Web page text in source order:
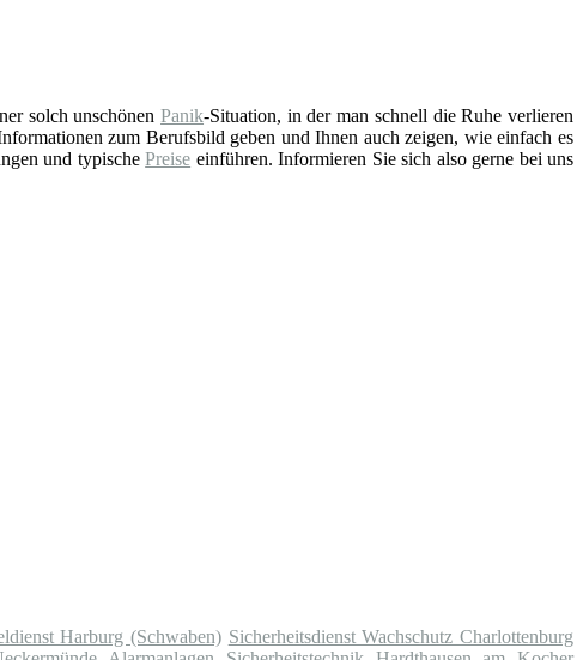
solch unschönenPanik-Situation, in der man schnell die Ruhe verlieren
zum Berufsbild geben und Ihnen auch zeigen, wie einfach es
und typischePreise einführen. Informieren Sie sich also gerne bei uns
Harburg (Schwaben) Sicherheitsdienst Wachschutz Charlottenburg